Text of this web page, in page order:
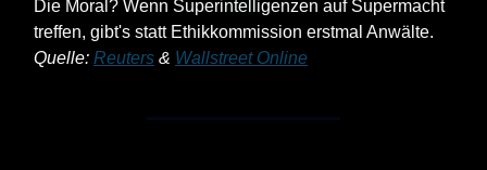
Die Moral? Wenn Superintelligenzen auf Supermacht
treffen, gibt's statt Ethikkommission erstmal Anwälte.
Quelle: Reuters & Wallstreet Online